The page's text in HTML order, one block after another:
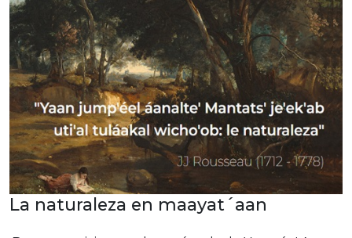
La naturaleza en maayat´aan